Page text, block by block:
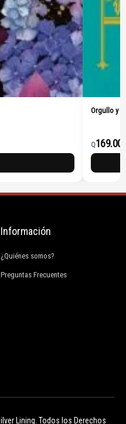
Orgullo y
Q169.00
Información
¿Quiénes somos?
Preguntas Frecuentes
Lining. Todos los Derechos